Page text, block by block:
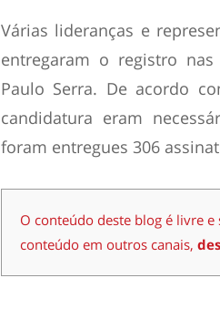
Várias lideranças e
entregaram o registro
Paulo Serra. De acordo
candidatura eram
foram entregues 306
O conteúdo deste blog é livre
conteúdo em outros canais,